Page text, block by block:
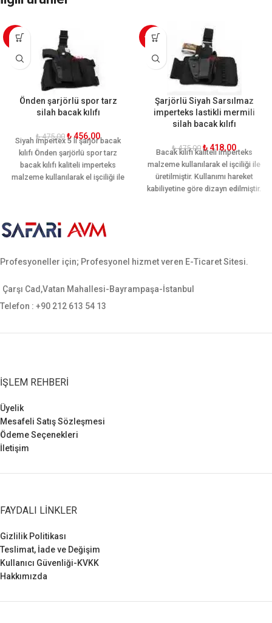
-4%
Önden şarjörlü spor tarz
silah bacak kılıfı
₺475,00 ₺456,00
Siyah impertex 5 li şarjör bacak
kılıfı Önden şarjörlü spor tarz
bacak kılıfı kaliteli imperteks
malzeme kullanılarak el işciliği ile
yapısı sayesinde bacağı sararak
hareket rahatlığı sağlamaktadır.
cz-75, glock, sig sauer, smith
tabancalara uygundur.
-12%
Şarjörlü Siyah Sarsılmaz
imperteks lastikli mermili
silah bacak kılıfı
₺475,00 ₺ 418,00
Bacak kılıfı kaliteli imperteks
malzeme kullanılarak el işciliği ile
üretilmiştir. Kullanımı hareket
kabiliyetine göre dizayn edilmiştir.
yavuz, baretta cz-75, glock, sig
ebatlı tabancalara uygundur.
Profesyoneller için; Profesyonel hizmet veren E-Ticaret Sitesi.
Çarşı Cad,Vatan Mahallesi-Bayrampaşa-İstanbul
Telefon : +90 212 613 54 13
İŞLEM REHBERI
Üyelik
Mesafeli Satış Sözleşmesi
Ödeme Seçenekleri
İletişim
FAYDALI LINKLER
Gizlilik Politikası
Teslimat, İade ve Değişim
Kullanıcı Güvenliği-KVKK
Hakkımızda